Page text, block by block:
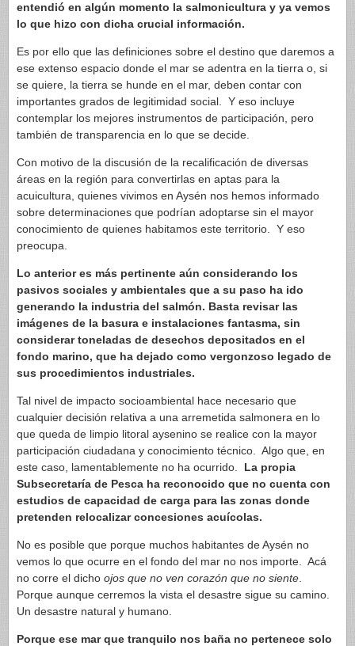
entendió en algún momento la salmonicultura y ya vemos
lo que hizo con dicha crucial información.
Es por ello que las definiciones sobre el destino que daremos a
ese extenso espacio donde el mar se adentra en la tierra o, si
se quiere, la tierra se hunde en el mar, deben contar con
importantes grados de legitimidad social. Y eso incluye
contemplar los mejores instrumentos de participación, pero
también de transparencia en lo que se decide.
Con motivo de la discusión de la recalificación de diversas
áreas en la región para convertirlas en aptas para la
acuicultura, quienes vivimos en Aysén nos hemos informado
sobre determinaciones que podrían adoptarse sin el mayor
conocimiento de quienes habitamos este territorio. Y eso
preocupa.
Lo anterior es más pertinente aún considerando los
pasivos sociales y ambientales que a su paso ha ido
generando la industria del salmón. Basta revisar las
imágenes de la basura e instalaciones fantasma, sin
considerar toneladas de desechos depositados en el
fondo marino, que ha dejado como vergonzoso legado de
sus procedimientos industriales.
Tal nivel de impacto socioambiental hace necesario que
cualquier decisión relativa a una arremetida salmonera en lo
que queda de limpio litoral aysenino se realice con la mayor
participación ciudadana y conocimiento técnico. Algo que, en
este caso, lamentablemente no ha ocurrido.
La propia
Subsecretaría de Pesca ha reconocido que no cuenta con
estudios de capacidad de carga para las zonas donde
pretenden relocalizar concesiones acuícolas.
No es posible que porque muchos habitantes de Aysén no
vemos lo que ocurre en el fondo del mar no nos importe. Acá
no corre el dicho ojos que no ven corazón que no siente
Porque aunque cerremos la vista el desastre sigue su camino.
Un desastre natural y humano.
Porque ese mar que tranquilo nos baña no pertenece solo